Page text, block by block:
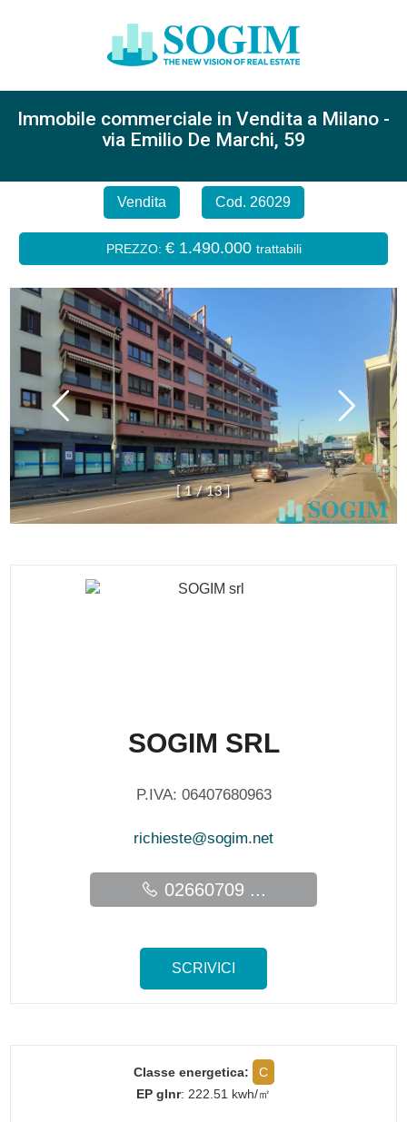
Immobile commerciale in Vendita a Milano -
via Emilio De Marchi, 59
Vendita Cod. 26029
PREZZO: € 1.490.000 trattabili
[ 1 / 13 ]
SOGIM SRL
P.IVA: 06407680963
richieste@sogim.net
02660709 ...
SCRIVICI
Classe energetica:
C
EP glnr: 222.51 kwh/㎡